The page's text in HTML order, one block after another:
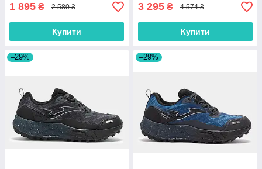
1 895 ₴ 2 580 ₴
Купити
3 295 ₴ 4 574 ₴
Купити
–29% –29%